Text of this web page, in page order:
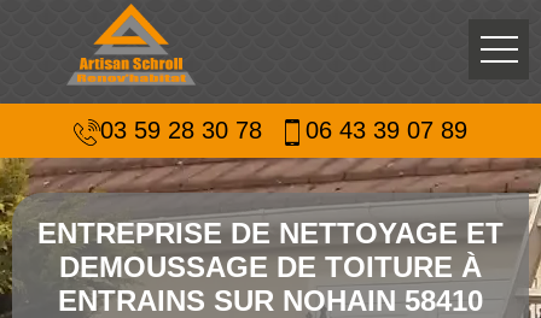
03 59 28 30 78 06 43 39 07 89
ENTREPRISE DE NETTOYAGE ET
DEMOUSSAGE DE TOITURE À
ENTRAINS SUR NOHAIN 58410